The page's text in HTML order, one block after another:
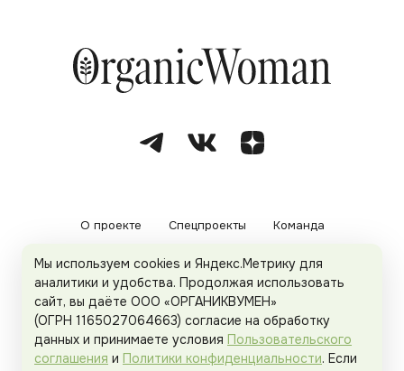
О проекте Спецпроекты Команда
Рекламодателям Политика конфиденциальности
Пользовательское соглашение
Мы используем cookies и Яндекс.Метрику для
аналитики и удобства. Продолжая использовать
сайт, вы даёте ООО «ОРГАНИКВУМЕН»
(ОГРН 1165027064663) согласие на обработку
данных и принимаете условия Пользовательского
соглашения и Политики конфиденциальности. Если